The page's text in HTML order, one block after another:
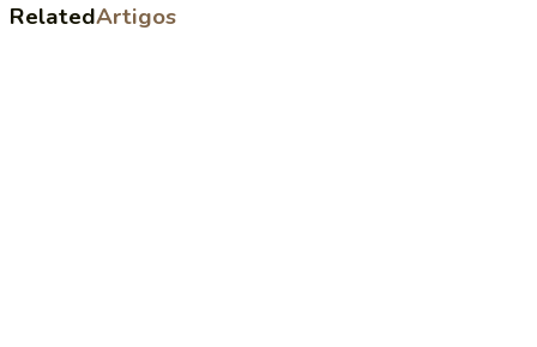
RelatedArtigos